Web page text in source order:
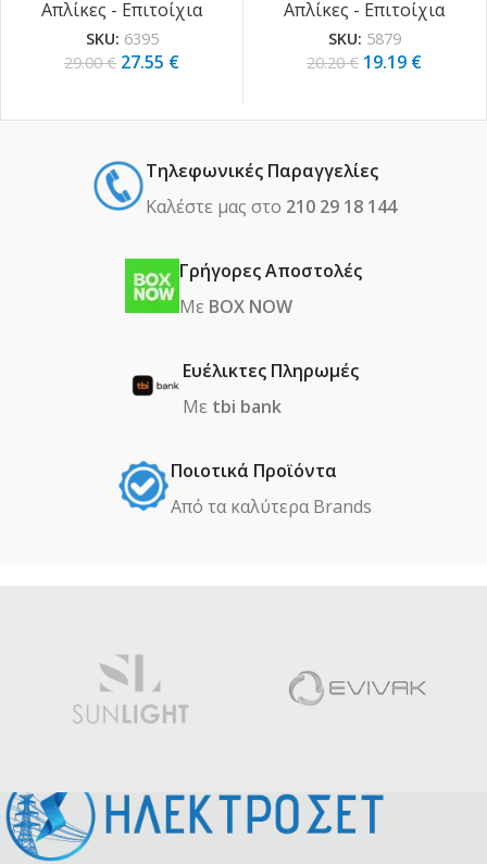
Απλίκες - Επιτοίχια
SKU: 6395
29.00€ 27.55 €
Απλίκες - Επιτοίχια
SKU: 5879
20.20€ 19.19 €
Τηλεφωνικές Παραγγελίες
Καλέστε μας στο 210 29 18 144
Γρήγορες Αποστολές
Με BOX NOW
Ευέλικτες Πληρωμές
Με tbi bank
Ποιοτικά Προϊόντα
Από τα καλύτερα Βrands